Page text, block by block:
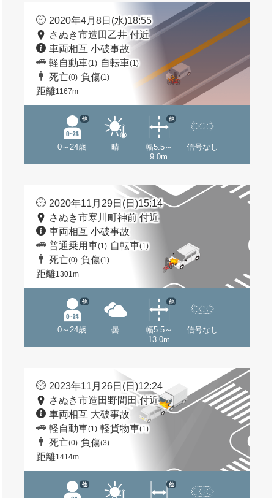
2020年4月8日(水)18:55
さぬき市造田乙井 付近
車両相互 小破事故
軽自動車(1) 自転車(1)
死亡(0) 負傷(1)
距離1167m
0～24歳
他
晴
幅5.5～
9.0m
他
信号なし
2020年11月29日(日)15:14
さぬき市寒川町神前 付近
車両相互 小破事故
普通乗用車(1) 自転車(1)
死亡(0) 負傷(1)
距離1301m
0～24歳
他
曇
幅5.5～
13.0m
他
信号なし
2023年11月26日(日)12:24
さぬき市造田野間田 付近
車両相互 大破事故
軽自動車(1) 軽貨物車(1)
死亡(0) 負傷(3)
距離1414m
他 他